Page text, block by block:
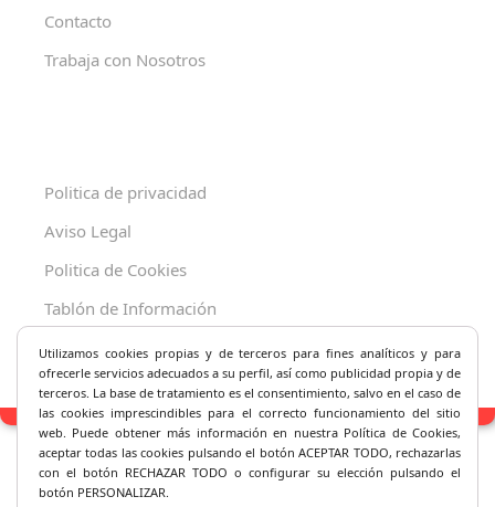
Contacto
Trabaja con Nosotros
Politica de privacidad
Aviso Legal
Politica de Cookies
Tablón de Información
Decreto 625/2019
Utilizamos cookies propias y de terceros para fines analíticos y para
ofrecerle servicios adecuados a su perfil, así como publicidad propia y de
terceros. La base de tratamiento es el consentimiento, salvo en el caso de
las cookies imprescindibles para el correcto funcionamiento del sitio
web. Puede obtener más información en nuestra Política de Cookies,
aceptar todas las cookies pulsando el botón ACEPTAR TODO, rechazarlas
con el botón RECHAZAR TODO o configurar su elección pulsando el
botón PERSONALIZAR.